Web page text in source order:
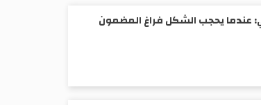
عندما يحجب الشكل فراغ المضمون